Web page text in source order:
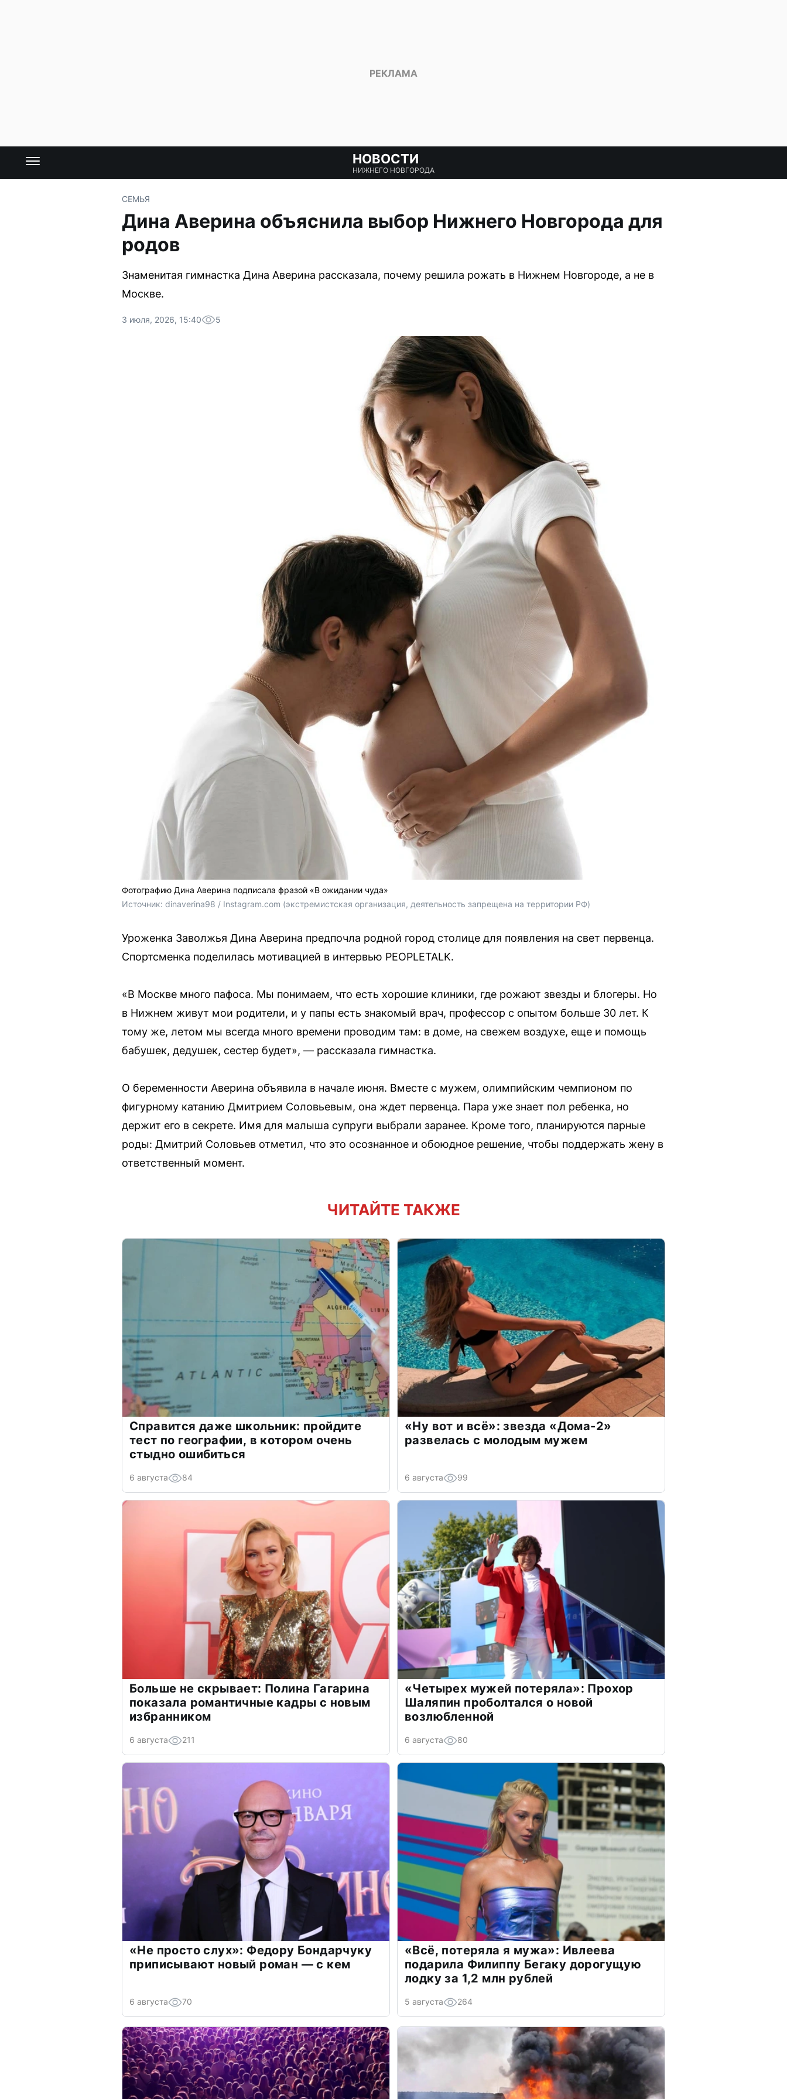
НОВОСТИ
НИЖНЕГО НОВГОРОДА
СЕМЬЯ
Дина Аверина объяснила выбор Нижнего Новгорода для
родов
Знаменитая гимнастка Дина Аверина рассказала, почему решила рожать в Нижнем Новгороде, а не в
Москве.
3 июля, 2026, 15:40 5
Фотографию Дина Аверина подписала фразой «В ожидании чуда»
Источник: dinaverina98 / Instagram.com (экстремистская организация, деятельность запрещена на территории РФ)
Уроженка Заволжья Дина Аверина предпочла родной город столице для появления на свет первенца.
Спортсменка поделилась мотивацией в интервью PEOPLETALK.
«В Москве много пафоса. Мы понимаем, что есть хорошие клиники, где рожают звезды и блогеры. Но
в Нижнем живут мои родители, и у папы есть знакомый врач, профессор с опытом больше 30 лет. К
тому же, летом мы всегда много времени проводим там: в доме, на свежем воздухе, еще и помощь
бабушек, дедушек, сестер будет», — рассказала гимнастка.
О беременности Аверина объявила в начале июня. Вместе с мужем, олимпийским чемпионом по
фигурному катанию Дмитрием Соловьевым, она ждет первенца. Пара уже знает пол ребенка, но
держит его в секрете. Имя для малыша супруги выбрали заранее. Кроме того, планируются парные
роды: Дмитрий Соловьев отметил, что это осознанное и обоюдное решение, чтобы поддержать жену в
ответственный момент.
ЧИТАЙТЕ ТАКЖЕ
Справится даже школьник: пройдите
тест по географии, в котором очень
стыдно ошибиться
6 августа 84
«Ну вот и всё»: звезда «Дома-2»
развелась с молодым мужем
6 августа 99
Больше не скрывает: Полина Гагарина
показала романтичные кадры с новым
избранником
6 августа 211
«Четырех мужей потеряла»: Прохор
Шаляпин проболтался о новой
возлюбленной
6 августа 80
«Не просто слух»: Федору Бондарчуку
приписывают новый роман — с кем
6 августа 70
«Всё, потеряла я мужа»: Ивлеева
подарила Филиппу Бегаку дорогущую
лодку за 1,2 млн рублей
5 августа 264